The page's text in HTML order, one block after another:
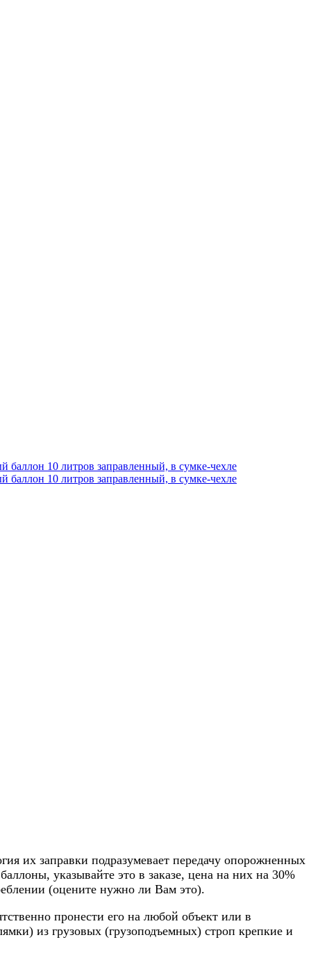
их заправки подразумевает передачу опорожненных
указывайте это в заказе, цена на них на 30%
(оцените нужно ли Вам это).
пронести его на любой объект или в
из грузовых (грузоподъемных) строп крепкие и